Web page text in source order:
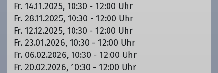
Fr. 14.11.2025, 10:30 - 12:00 Uhr
Fr. 28.11.2025, 10:30 - 12:00 Uhr
Fr. 12.12.2025, 10:30 - 12:00 Uhr
Fr. 23.01.2026, 10:30 - 12:00 Uhr
Fr. 06.02.2026, 10:30 - 12:00 Uhr
Fr. 20.02.2026, 10:30 - 12:00 Uhr